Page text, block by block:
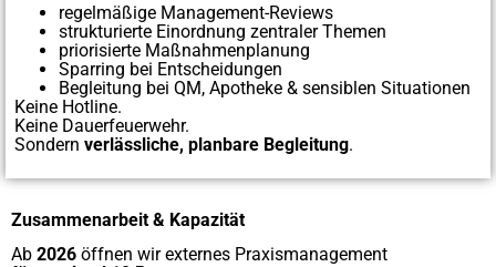
regelmäßige Management-Reviews
strukturierte Einordnung zentraler Themen
priorisierte Maßnahmenplanung
Sparring bei Entscheidungen
Begleitung bei QM, Apotheke & sensiblen Situationen
Keine Hotline.
Keine Dauerfeuerwehr.
Sondern verlässliche, planbare Begleitung.
Zusammenarbeit & Kapazität
Ab 2026 öffnen wir externes Praxismanagement